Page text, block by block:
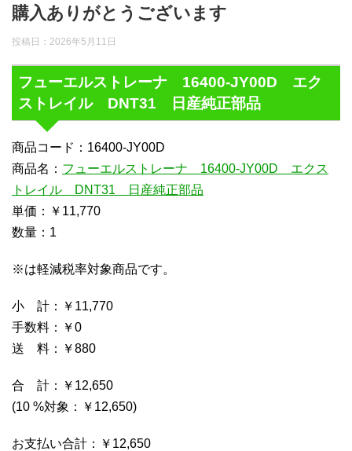
購入ありがとうございます
投稿日： 2026年5月11日
フューエルストレーナ 16400-JY00D エク
ストレイル DNT31 日産純正部品
商品コード：16400-JY00D
商品名： フューエルストレーナ 16400-JY00D エクス
トレイル DNT31 日産純正部品
単価：￥11,770
数量：1
※は軽減税率対象商品です。
小 計：￥11,770
手数料：￥0
送 料：￥880
合 計：￥12,650
(10 %対象：￥12,650)
お支払い合計：￥12,650